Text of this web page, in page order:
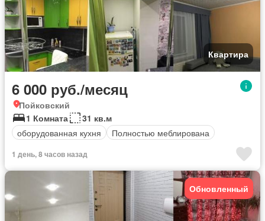
Квартира
6 000 руб./месяц
Пойковский
1 Комната
31 кв.м
оборудованная кухня
Полностью меблирована
1 день, 8 часов назад
Обновленный